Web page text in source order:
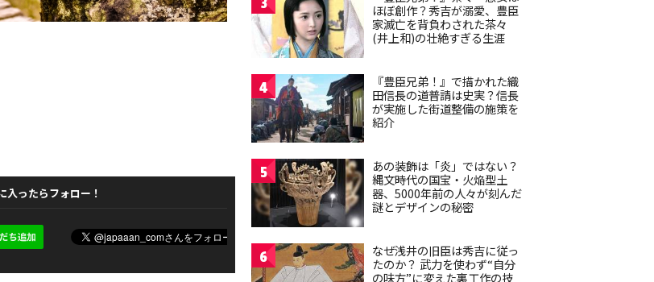
入ったらフォロー！
ほぼ創作？秀吉が溺愛、豊臣
家滅亡を背負わされた茶々
(井上和)の壮絶すぎる生涯
4
『豊臣兄弟！』で描かれた織
田信長の道普請は史実？信長
が実施した街道整備の施策を
紹介
5
あの装飾は「炎」ではない？
縄文時代の国宝・火焔型土
器、5000年前の人々が刻んだ
謎とデザインの秘密
6
なぜ浅井の旧臣は秀吉に従っ
たのか？ 武力を使わず“自分
の味方”に変えた裏工作の技